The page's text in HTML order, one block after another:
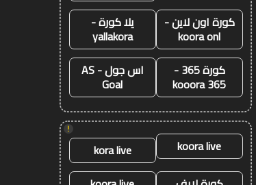
كورة اون لاين -
koora onl
يلا كورة -
yallakora
كورة 365 -
kooora 365
اس جول - AS
Goal
!
koora live
kora live